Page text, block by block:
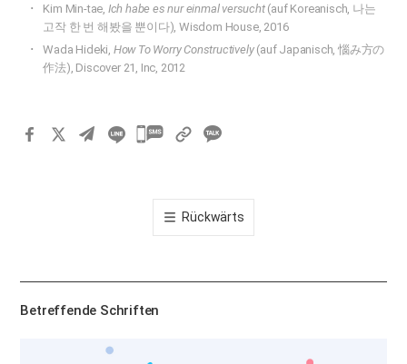
Kim Min-tae, Ich habe es nur einmal versucht(auf Koreanisch, 나는
고작 한 번 해봤을 뿐이다), Wisdom House, 2016
Wada Hideki, How To Worry Constructively(auf Japanisch, 惱み方の
作法), Discover 21, Inc, 2012
카
톡
공
기
Rückwärts
Betreffende Schriften